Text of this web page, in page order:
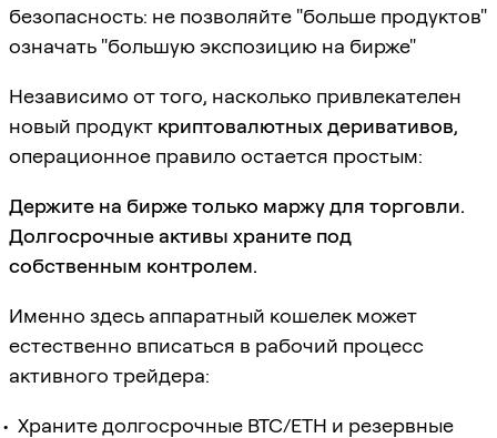
безопасность: не позволяйте "больше продуктов"
означать "большую экспозицию на бирже"
Независимо от того, насколько привлекателен
новый продукт криптовалютных деривативов,
операционное правило остается простым:
Держите на бирже только маржу для торговли.
Долгосрочные активы храните под
собственным контролем.
Именно здесь аппаратный кошелек может
естественно вписаться в рабочий процесс
активного трейдера:
Храните долгосрочные BTC/ETH и резервные